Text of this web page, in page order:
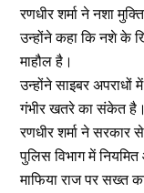
रणधीर शर्मा ने नशा
उन्होंने कहा कि नशे के
माहौल है।
उन्होंने साइबर
गंभीर खतरे का संकेत है।
रणधीर शर्मा ने सरकार
पुलिस विभाग में
माफिया राज पर सख्त